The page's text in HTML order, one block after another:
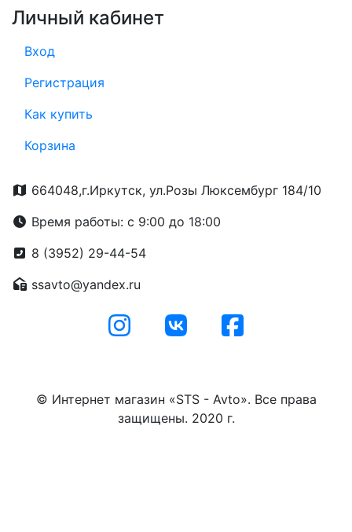
Личный кабинет
Вход
Регистрация
Как купить
Корзина
664048,г.Иркутск, ул.Розы Люксембург 184/10
Время работы: с 9:00 до 18:00
8 (3952) 29-44-54
ssavto@yandex.ru
© Интернет магазин «STS - Avto». Все права
защищены. 2020 г.